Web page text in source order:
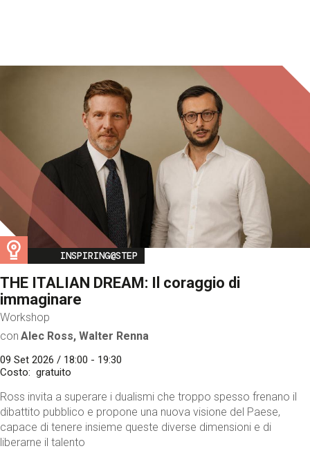
Image
INSPIRING@STEP
THE ITALIAN DREAM: Il coraggio di
immaginare
Workshop
con Alec Ross, Walter Renna
09 Set 2026 / 18:00 - 19:30
Costo
gratuito
Ross invita a superare i dualismi che troppo spesso frenano il
dibattito pubblico e propone una nuova visione del Paese,
capace di tenere insieme queste diverse dimensioni e di
liberarne il talento